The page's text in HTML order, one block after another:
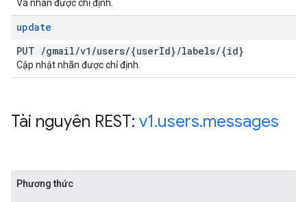
Vá nhãn được chỉ định.
update
PUT /gmail/v1 /users/{userId}/labels/{id}
Cập nhật nhãn được chỉ định.
Tài nguyên REST: v1.users.messages
Phương thức